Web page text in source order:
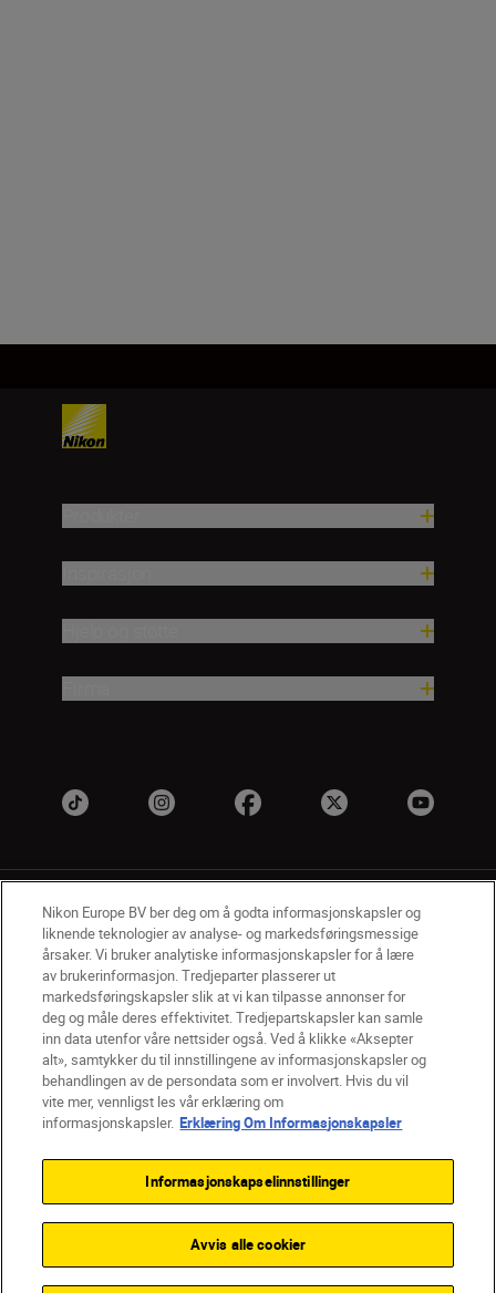
NO Nikon Sites
Kontakt oss Personvernerklæring
Bruksvilkår
Vilkår og betingelser for Nikon Store
Erklæring Om Informasjonskapsler
Tilgjengelighet
Innstillinger for informasjonskapsler
© 2026 Nikon
Back to top
Nikon Europe BV ber deg om å godta informasjonskapsler og
liknende teknologier av analyse- og markedsføringsmessige
årsaker. Vi bruker analytiske informasjonskapsler for å lære
av brukerinformasjon. Tredjeparter plasserer ut
markedsføringskapsler slik at vi kan tilpasse annonser for
deg og måle deres effektivitet. Tredjepartskapsler kan samle
inn data utenfor våre nettsider også. Ved å klikke «Aksepter
alt», samtykker du til innstillingene av informasjonskapsler og
behandlingen av de persondata som er involvert. Hvis du vil
vite mer, vennligst les vår erklæring om
informasjonskapsler. Erklæring Om Informasjonskapsler
Informasjonskapselinnstillinger
Avvis alle cookier